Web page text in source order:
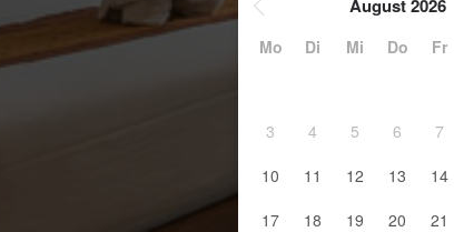
August 2026
Mo Di Mi Do Fr
3
4 5 6 7
10
11 12 13 14
17
18 19 20 21